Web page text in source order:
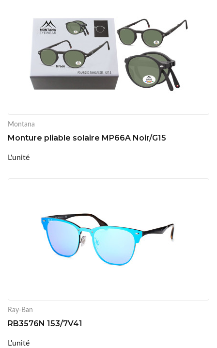
Montana
Monture pliable solaire MP66A Noir/G15
L'unité
Ray-Ban
RB3576N 153/7V41
L'unité